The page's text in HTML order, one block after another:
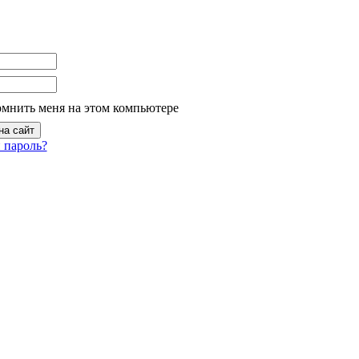
меня на этом компьютере